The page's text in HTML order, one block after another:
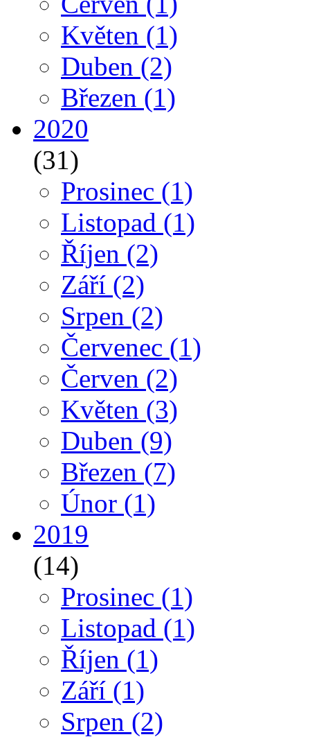
Květen (1)
Duben (2)
Březen (1)
2020
(31)
Prosinec (1)
Listopad (1)
Říjen (2)
Září (2)
Srpen (2)
Červenec (1)
Červen (2)
Květen (3)
Duben (9)
Březen (7)
Únor (1)
2019
(14)
Prosinec (1)
Listopad (1)
Říjen (1)
Září (1)
Srpen (2)